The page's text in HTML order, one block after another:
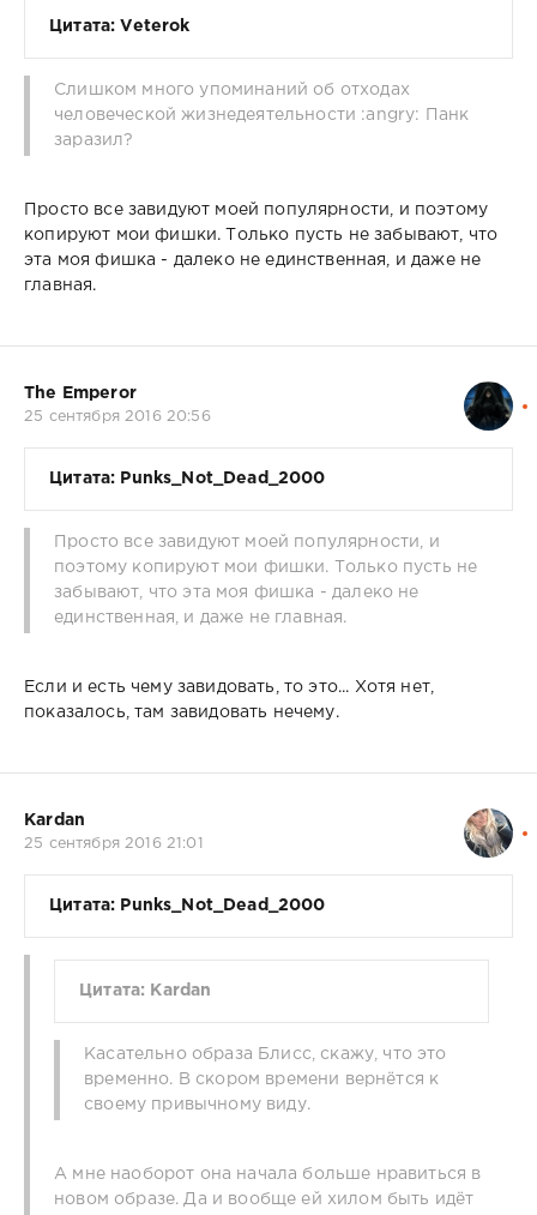
Цитата: Veterok
Слишком много упоминаний об отходах
человеческой жизнедеятельности :angry: Панк
заразил?
Просто все завидуют моей популярности, и поэтому
копируют мои фишки. Только пусть не забывают, что
эта моя фишка - далеко не единственная, и даже не
главная.
The Emperor
25 сентября 2016 20:56
Цитата: Punks_Not_Dead_2000
Просто все завидуют моей популярности, и
поэтому копируют мои фишки. Только пусть не
забывают, что эта моя фишка - далеко не
единственная, и даже не главная.
Если и есть чему завидовать, то это... Хотя нет,
показалось, там завидовать нечему.
Kardan
25 сентября 2016 21:01
Цитата: Punks_Not_Dead_2000
Цитата: Kardan
Касательно образа Блисс, скажу, что это
временно. В скором времени вернётся к
своему привычному виду.
А мне наоборот она начала больше нравиться в
новом образе. Да и вообще ей хилом быть идёт